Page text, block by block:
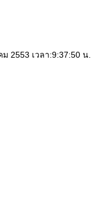
2553 เวลา:9:37:50 น.